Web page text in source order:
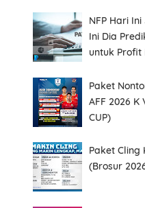
NFP Hari
Ini Dia
untuk Profit
Paket
AFF 2026 K
CUP)
Paket Cling
(Brosur